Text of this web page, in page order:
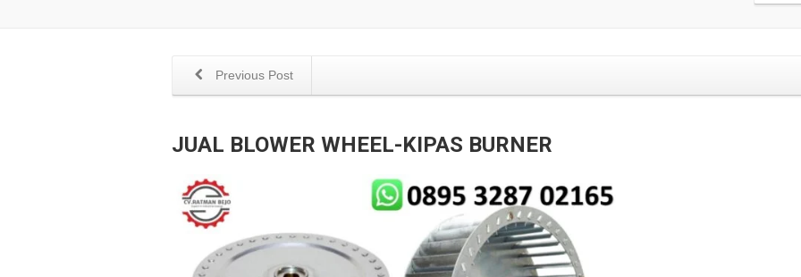
Previous Post
JUAL BLOWER WHEEL-KIPAS BURNER